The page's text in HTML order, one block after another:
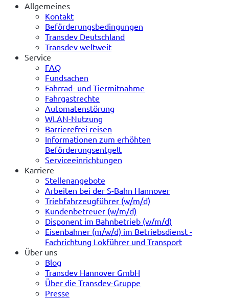
Allgemeines
Kontakt
Beförderungsbedingungen
Transdev Deutschland
Transdev weltweit
Service
FAQ
Fundsachen
Fahrrad- und Tiermitnahme
Fahrgastrechte
Automatenstörung
WLAN-Nutzung
Barrierefrei reisen
Informationen zum erhöhten
Beförderungsentgelt
Serviceeinrichtungen
Karriere
Stellenangebote
Arbeiten bei der S-Bahn Hannover
Triebfahrzeugführer (w/m/d)
Kundenbetreuer (w/m/d)
Disponent im Bahnbetrieb (w/m/d)
Eisenbahner (m/w/d) im Betriebsdienst -
Fachrichtung Lokführer und Transport
Über uns
Blog
Transdev Hannover GmbH
Über die Transdev-Gruppe
Presse